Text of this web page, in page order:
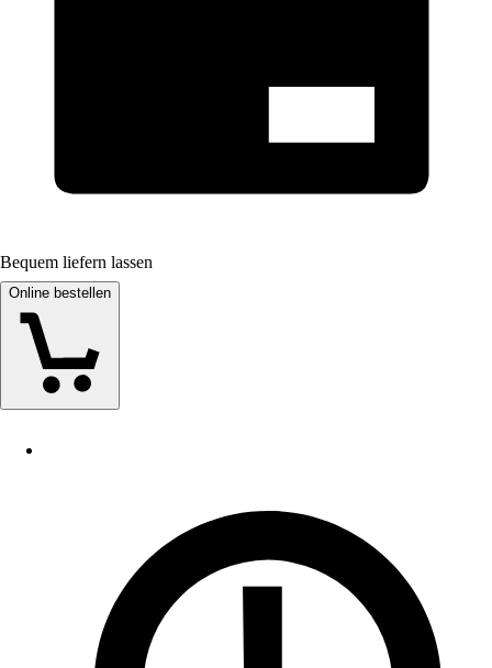
Bequem liefern lassen
Online bestellen